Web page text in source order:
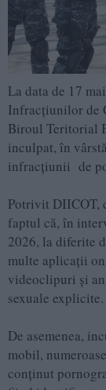
La data de 17
Infracțiunilor de
Biroul Teritorial
inculpat, în
infracțiunii de
Potrivit DIICOT,
faptul că, în
2026, la diferite
multe aplicații
videoclipuri și
sexuale explicite.
De asemenea,
mobil,
conținut